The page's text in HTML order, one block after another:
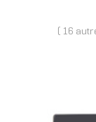
( 16